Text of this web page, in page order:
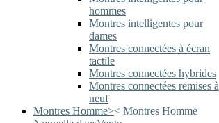
hommes
Montres intelligentes pour
dames
Montres connectées à écran
tactile
Montres connectées hybrides
Montres connectées remises à
neuf
Montres Homme>< Montres Homme